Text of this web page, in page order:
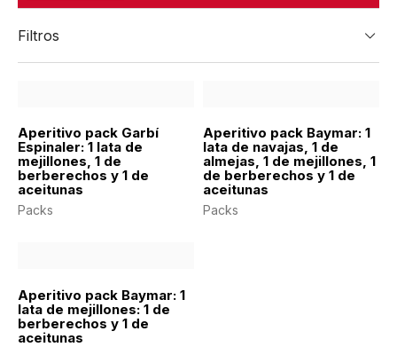
Filtros
Aperitivo pack Garbí
Espinaler: 1 lata de
mejillones, 1 de
berberechos y 1 de
aceitunas
Packs
Aperitivo pack Baymar: 1
lata de navajas, 1 de
almejas, 1 de mejillones, 1
de berberechos y 1 de
aceitunas
Packs
Aperitivo pack Baymar: 1
lata de mejillones: 1 de
berberechos y 1 de
aceitunas